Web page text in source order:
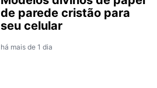
de parede cristão para
seu celular
há mais de 1 dia